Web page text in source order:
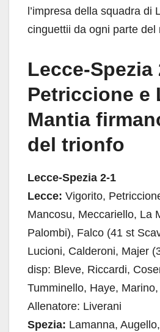
l’impresa della squadra di
cinguettii da ogni parte del
Lecce-Spezia
Petriccione e
Mantia
del trionfo
Lecce-Spezia 2-1
Lecce: Vigorito,
Mancosu, Meccariello, La
Palombi), Falco (41 st
Lucioni, Calderoni, Majer
disp: Bleve, Riccardi,
Tumminello, Haye,
Allenatore: Liverani
Spezia: Lamanna,